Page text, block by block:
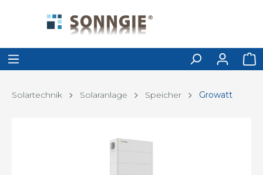
Solartechnik Solaranlage Speicher Growatt